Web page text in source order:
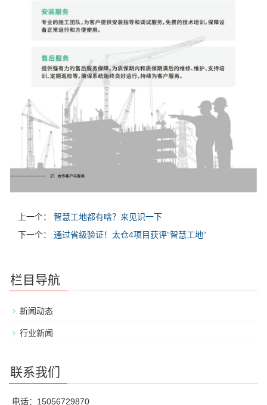
上一个： 智慧工地都有啥？来见识一下
下一个： 通过省级验证！太仓4项目获评“智慧工地”
栏目导航
新闻动态
行业新闻
联系我们
电话：15056729870